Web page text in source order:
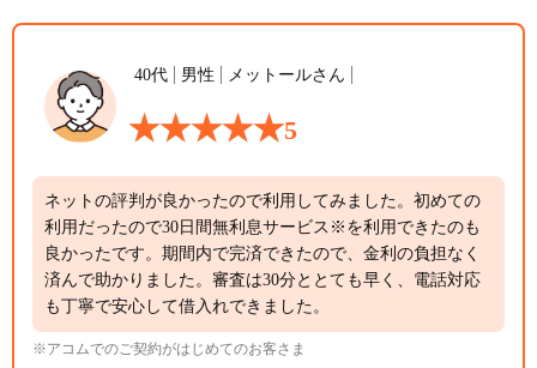
40代 男性 メットールさん
5
ネットの評判が良かったので利用してみました。初めての
利用だったので30日間無利息サービス※を利用できたのも
良かったです。期間内で完済できたので、金利の負担なく
済んで助かりました。審査は30分ととても早く、電話対応
も丁寧で安心して借入れできました。
※アコムでのご契約がはじめてのお客さま